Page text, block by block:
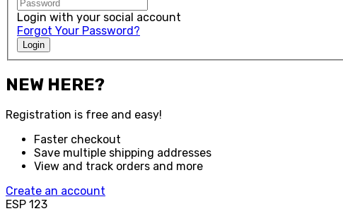
Login with your social account
Forgot Your Password?
Login
NEW HERE?
Registration is free and easy!
Faster checkout
Save multiple shipping addresses
View and track orders and more
Create an account
ESP 123